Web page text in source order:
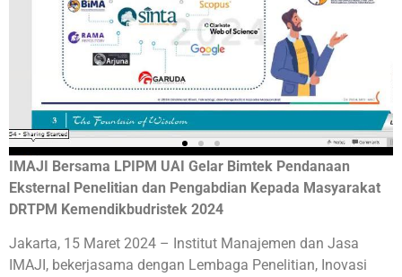
IMAJI Bersama LPIPM UAI Gelar Bimtek Pendanaan
Eksternal Penelitian dan Pengabdian Kepada Masyarakat
DRTPM Kemendikbudristek 2024
Jakarta, 15 Maret 2024 – Institut Manajemen dan Jasa
IMAJI, bekerjasama dengan Lembaga Penelitian, Inovasi